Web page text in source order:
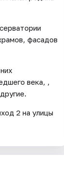
фасадов
века, ,
2 на улицы